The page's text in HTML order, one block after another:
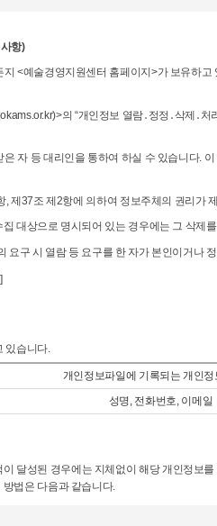
항)
<예술경영지원센터 홈페이지>가 보유하고
의 “개인정보 열람․정정․삭제․처
자 등 대리인을 통하여 하실 수 있습니다.
37조 제2항에 의하여 정보주체의 권리가
대상으로 명시되어 있는 경우에는 그 삭제
구 시 열람 등 요구를 한 자가 본인이거나
]
있습니다.
개인정보파일에 기록되는 개인정
성명, 전화번호, 이메일
달성된 경우에는 지체없이 해당 개인정보
법은 다음과 같습니다.